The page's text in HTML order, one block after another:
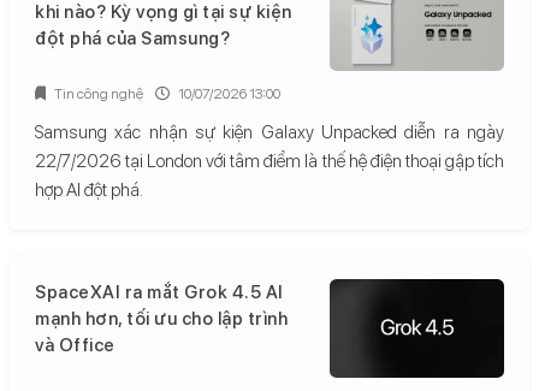
khi nào? Kỳ vọng gì tại sự kiện
đột phá của Samsung?
Samsung xác nhận sự kiện Galaxy Unpacked diễn ra ngày
22/7/2026 tại London với tâm điểm là thế hệ điện thoại gập tích
hợp AI đột phá.
Tin công nghệ 10/07/2026 13:00
SpaceXAI ra mắt Grok 4.5 AI
mạnh hơn, tối ưu cho lập trình
và Office